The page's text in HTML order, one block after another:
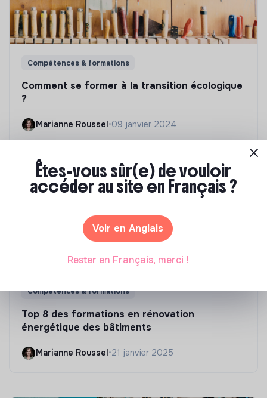
Compétences & formations
Comment se former à la transition écologique
?
Marianne Roussel •09 janvier 2024
Compétences & formations
Top 8 des formations en rénovation
énergétique des bâtiments
Marianne Roussel•21 janvier 2025
Êtes-vous sûr(e) de vouloir
accéder au site en Français ?
Voir en Anglais
Rester en Français, merci !